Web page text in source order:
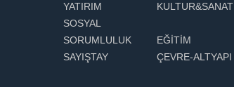
YATIRIM
KULTUR&SANAT
SOSYAL
SORUMLULUK
EĞİTİM
SAYIŞTAY
ÇEVRE-ALTYAPI